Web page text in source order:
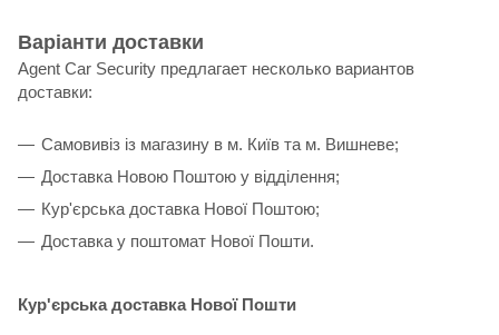
Варіанти доставки
Agent Car Security предлагает несколько вариантов
доставки:
Самовивіз із магазину в м. Київ та м. Вишневе;
Доставка Новою Поштою у відділення;
Кур'єрська доставка Нової Поштою;
Доставка у поштомат Нової Пошти.
Кур'єрська доставка Нової Пошти